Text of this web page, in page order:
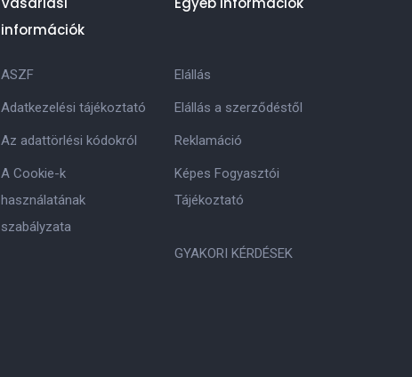
információk
ASZF
Adatkezelési tájékoztató
Az adattörlési kódokról
A Cookie-k
használatának
szabályzata
Elállás
Elállás a szerződéstől
Reklamáció
Képes Fogyasztói
Tájékoztató
GYAKORI KÉRDÉSEK